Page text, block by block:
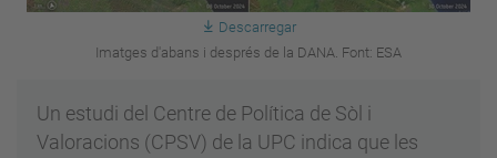
Descarregar
Imatges d'abans i després de la DANA. Font: ESA
Un estudi del Centre de Política de Sòl i
Valoracions (CPSV) de la UPC indica que les